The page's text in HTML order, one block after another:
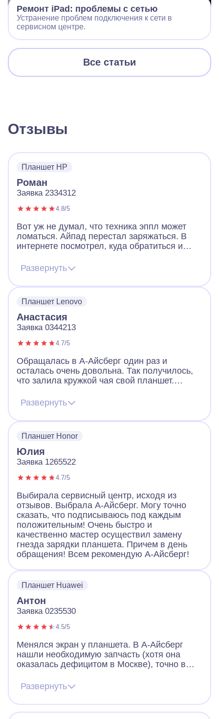
Ремонт iPad: проблемы с сетью
Устранение проблем подключения к сети в
сервисном центре.
Все статьи
Отзывы
Планшет HP
Роман
Заявка 2334312
4.8/5
Вот уж не думал, что техника эппл может
ломаться. Айпад перестал заряжаться. В
интернете посмотрел, куда обратиться и
Привлекло то, что дают гарантию на ремонт,
т.к. компания официальная. Все заняло 1
день, я даже удивился, что проблема так
профессиональные мастера.
Развернуть
Планшет Lenovo
Анастасия
Заявка 0344213
4.7/5
Обращалась в А-Айсберг один раз и
осталась очень довольна. Так получилось,
что залила кружкой чая свой планшет.
его включить не могла. Надежды на
восстановление не было, но все же в
сервис обратилась. Восстановили
благодарность мастеру Сергею, который и
оживил мой планшет.
Развернуть
Планшет Honor
Юлия
Заявка 1265522
4.7/5
Выбирала сервисный центр, исходя из
отзывов. Выбрала А-Айсберг. Могу точно
сказать, что подписываюсь под каждым
положительным! Очень быстро и
качественно мастер осуществил замену
гнезда зарядки планшета. Причем в день
обращения! Всем рекомендую А-Айсберг!
Планшет Huawei
Антон
Заявка 0235530
4.5/5
Менялся экран у планшета. В А-Айсберг
нашли необходимую запчасть (хотя она
оказалась дефицитом в Москве), точно в
быстро и качественно произвёл замену. При
этом мастер отвечал на вопросы, связанные
с эксплуатацией и возможным ремонтом.
Впечатления - только положительные.
Развернуть